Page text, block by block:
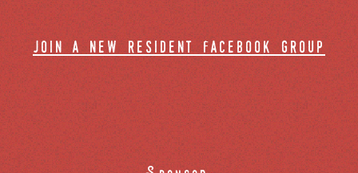
join a new resident facebook group